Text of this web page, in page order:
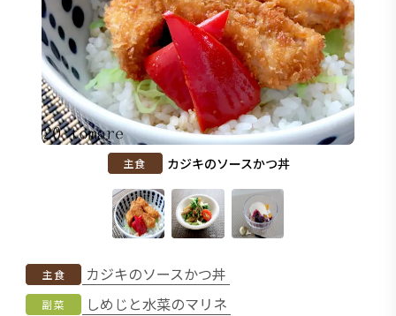
主食 カジキのソースかつ丼
主食 カジキのソースかつ丼
副菜 しめじと水菜のマリネ